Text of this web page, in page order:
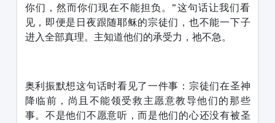
你们，然而你们现在不能担负。”这句话让我们看
见，即便是日夜跟随耶稣的宗徒们，也不能一下子
进入全部真理。主知道他们的承受力，祂不急。
奥利振默想这句话时看见了一件事：宗徒们在圣神
降临前，尚且不能领受救主愿意教导他们的那些
事。不是他们不愿意听，而是他们的心还没有被圣